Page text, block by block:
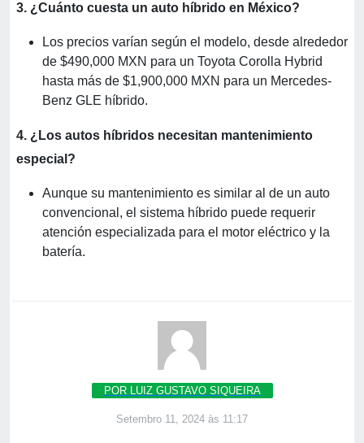
3. ¿Cuánto cuesta un auto híbrido en México?
Los precios varían según el modelo, desde alrededor
de $490,000 MXN para un Toyota Corolla Hybrid
hasta más de $1,900,000 MXN para un Mercedes-
Benz GLE híbrido.
4. ¿Los autos híbridos necesitan mantenimiento
especial?
Aunque su mantenimiento es similar al de un auto
convencional, el sistema híbrido puede requerir
atención especializada para el motor eléctrico y la
batería.
POR LUIZ GUSTAVO SIQUEIRA
Setembro 11, 2024 às 11:17